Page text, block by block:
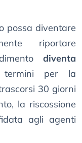
possa diventare
riportare
diventa
per la
30 giorni
la riscossione
agli agenti